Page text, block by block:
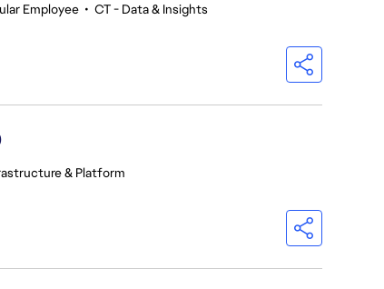
Employee • CT - Data & Insights
& Platform